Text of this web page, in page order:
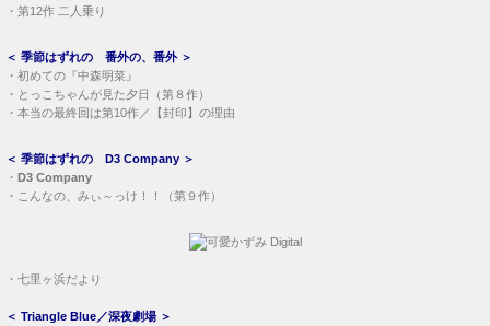
・ 第12作 二人乗り
＜ 季節はずれの 番外の、番外＞
・ 初めての『中森明菜』
・ とっこちゃんが見た夕日（第８作）
・ 本当の最終回は第10作／【封印】の理由
＜ 季節はずれの D3 Company ＞
・ D3 Company
・ こんなの、みぃ～っけ！！（第９作）
・ 七里ヶ浜だより
＜ Triangle Blue／深夜劇場 ＞